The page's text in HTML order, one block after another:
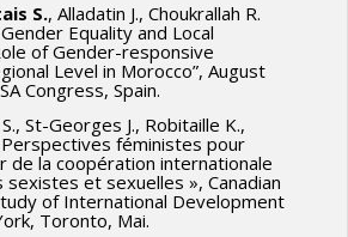
S., Alladatin J., Choukrallah R.
Equality and Local
of Gender-responsive
Level in Morocco”, August
Congress, Spain.
St-Georges J., Robitaille K.,
féministes pour
de la coopération internationale
et sexuelles », Canadian
of International Development
Toronto, Mai.